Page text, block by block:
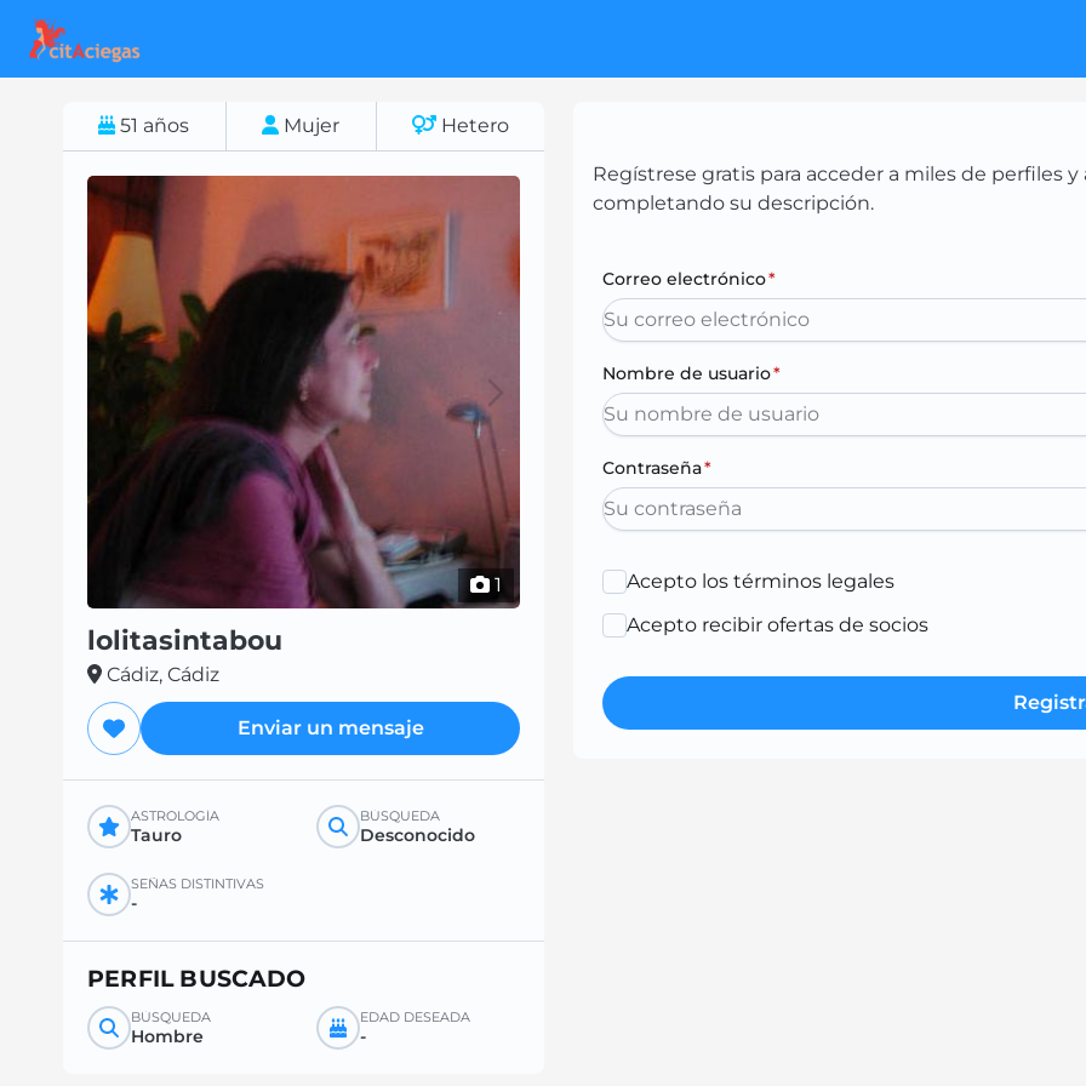
51 años Mujer Hetero
1
lolitasintabou
Cádiz, Cádiz
Enviar un mensaje
ASTROLOGÍA
Tauro
BÚSQUEDA
Desconocido
SEÑAS DISTINTIVAS
-
PERFIL BUSCADO
BÚSQUEDA
Hombre
EDAD DESEADA
-
Regístrese gratis para acceder a miles de perfiles
completando su descripción.
Correo electrónico*
Nombre de usuario*
Contraseña*
Acepto los términos legales
Acepto recibir ofertas de socios